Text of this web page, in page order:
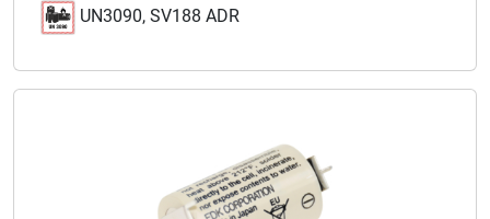
UN3090, SV188 ADR